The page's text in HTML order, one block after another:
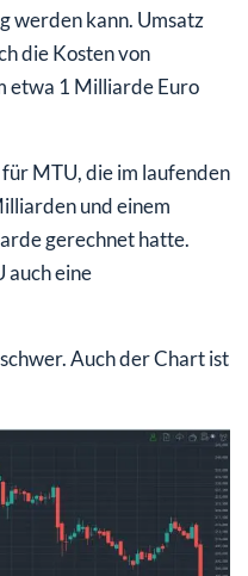
werden kann. Umsatz
die Kosten von
etwa 1 Milliarde Euro
MTU, die im laufenden
und einem
gerechnet hatte.
auch eine
Auch der Chart ist